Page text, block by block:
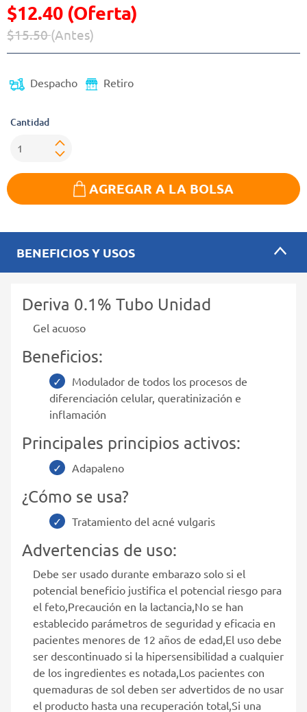
$12.40 (Oferta)
Precio reducido de
$15.50(Antes)
Despacho Retiro
Cantidad
AGREGAR A LA BOLSA
BENEFICIOS Y USOS
Deriva 0.1% Tubo Unidad
Gel acuoso
Beneficios:
Modulador de todos los procesos de
diferenciación celular, queratinización e
inflamación
Principales principios activos:
Adapaleno
¿Cómo se usa?
Tratamiento del acné vulgaris
Advertencias de uso:
Debe ser usado durante embarazo solo si el
potencial beneficio justifica el potencial riesgo para
el feto,Precaución en la lactancia,No se han
establecido parámetros de seguridad y eficacia en
pacientes menores de 12 años de edad,El uso debe
ser descontinuado si la hipersensibilidad a cualquier
de los ingredientes es notada,Los pacientes con
quemaduras de sol deben ser advertidos de no usar
el producto hasta una recuperación total,Si una